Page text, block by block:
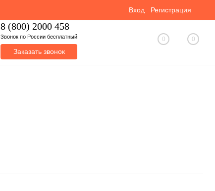
Вход Регистрация
8 (800) 2000 458
Звонок по России бесплатный
Заказать звонок
0 0